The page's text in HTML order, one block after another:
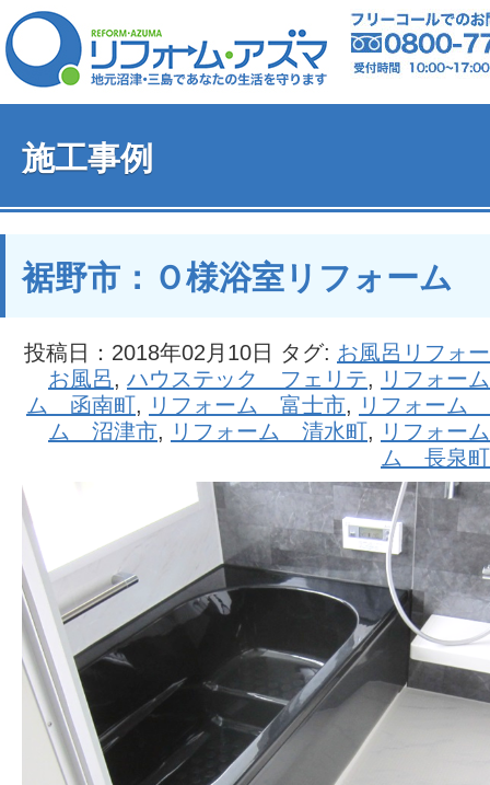
施工事例
裾野市：Ｏ様浴室リフォーム
投稿日：2018年02月10日 タグ: お風呂リフォ
お風呂, ハウステック フェリテ, リフォー
ム 函南町, リフォーム 富士市, リフォーム
ム 沼津市, リフォーム 清水町, リフォー
ム 長泉町